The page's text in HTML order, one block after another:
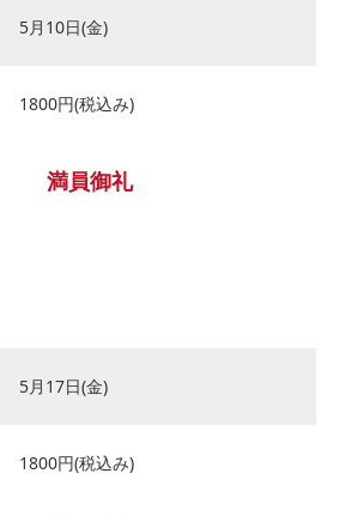
5月10日(金)
1800円(税込み)
満員御礼
5月17日(金)
1800円(税込み)